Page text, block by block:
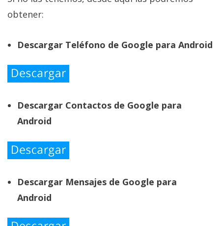
obtener:
Descargar Teléfono de Google para Android
Descargar Contactos de Google para
Android
Descargar Mensajes de Google para
Android